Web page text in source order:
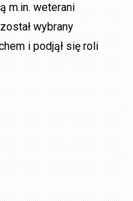
m.in. weterani
wybrany
i podjął się roli